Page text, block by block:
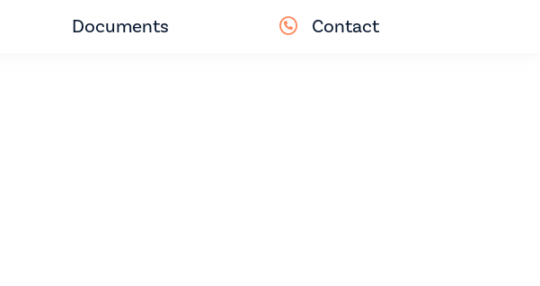
Documents Contact